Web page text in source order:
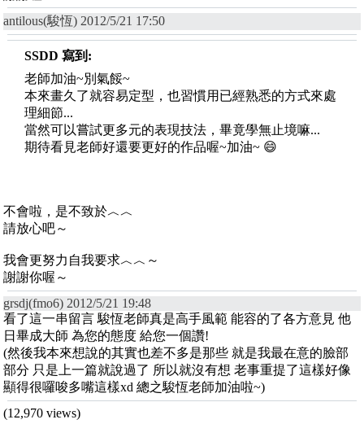
antilous(駿恆) 2012/5/21 17:50
SSDD 寫到:
老師加油~別氣餒~
本來畫久了就容易定型，也習慣用已經熟悉的方式來處
理細節...
當然可以嘗試更多元的表現技法，畢竟學無止境嘛...
期待看見老師好還要更好的作品喔~加油~ 😄
不會啦，是不致於︿︿
請放心吧～
我會更努力自我要求︿︿～
謝謝你喔～
grsdj(fmo6) 2012/5/21 19:48
看了這一串留言 駿恆老師真是高手風範 能容的了各方意見 他
日畢成大師 為您的態度 給您一個讚!
(然後我本來想說的其實也差不多是那些 就是我最在意的臉部
部分 只是上一篇就說過了 所以就沒有想 老事重提了這樣好像
顯得很囉唆多嘴這樣xd 總之駿恆老師加油啦~)
(12,970 views)